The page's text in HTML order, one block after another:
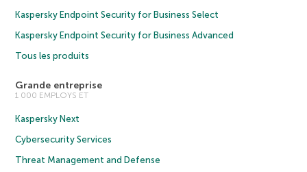
Kaspersky Endpoint Security for Business Select
Kaspersky Endpoint Security for Business Advanced
Tous les produits
Grande entreprise
1 000 EMPLOYS ET
Kaspersky Next
Cybersecurity Services
Threat Management and Defense